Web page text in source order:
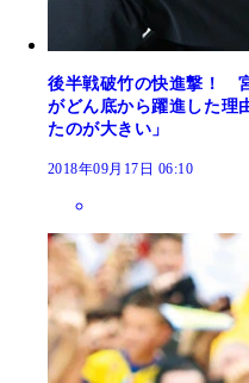
後半戦破竹の快進撃！
がどん底から躍進した理
たのが大きい」
2018年09月17日 06:10